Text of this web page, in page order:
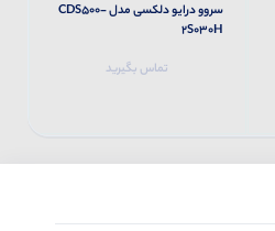
سروو درایو دلکسی مدل CDS500-
2S030H
تماس بگیرید